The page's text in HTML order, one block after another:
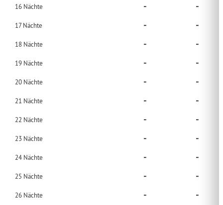
16 Nächte - -
17Nächte - -
18 Nächte - -
19 Nächte - -
20 Nächte - -
21 Nächte - -
22 Nächte - -
23 Nächte - -
24 Nächte - -
25 Nächte - -
26 Nächte - -